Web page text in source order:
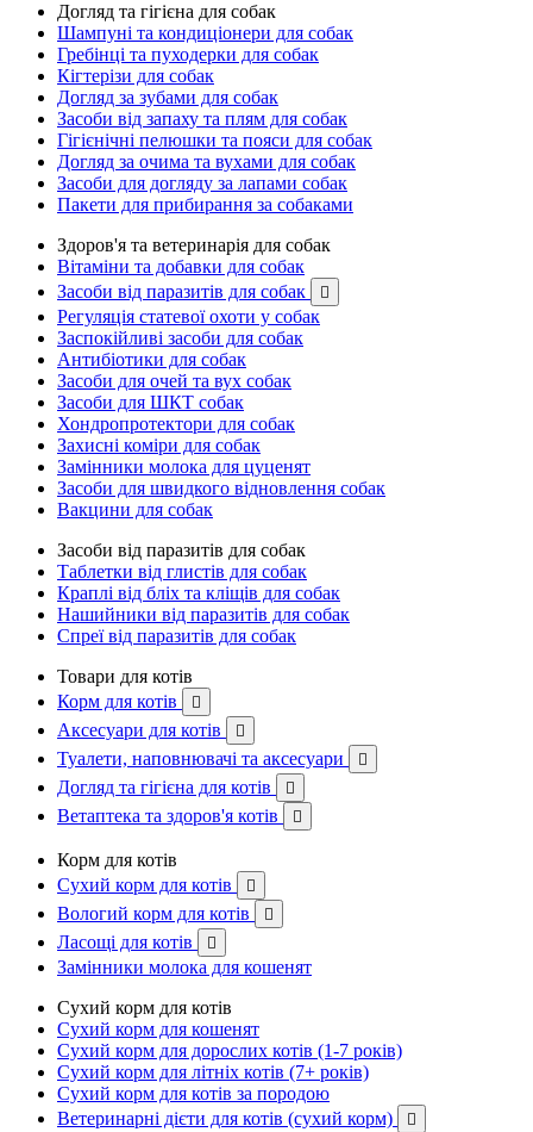
Догляд та гігієна для собак
Шампуні та кондиціонери для собак
Гребінці та пуходерки для собак
Кігтерізи для собак
Догляд за зубами для собак
Засоби від запаху та плям для собак
Гігієнічні пелюшки та пояси для собак
Догляд за очима та вухами для собак
Засоби для догляду за лапами собак
Пакети для прибирання за собаками
Здоров'я та ветеринарія для собак
Вітаміни та добавки для собак
Засоби від паразитів для собак

Регуляція статевої охоти у собак
Заспокійливі засоби для собак
Антибіотики для собак
Засоби для очей та вух собак
Засоби для ШКТ собак
Хондропротектори для собак
Захисні коміри для собак
Замінники молока для цуценят
Засоби для швидкого відновлення собак
Вакцини для собак
Засоби від паразитів для собак
Таблетки від глистів для собак
Краплі від бліх та кліщів для собак
Нашийники від паразитів для собак
Спреї від паразитів для собак
Товари для котів
Корм для котів

Аксесуари для котів 
Туалети, наповнювачі та аксесуари 
Догляд та гігієна для котів 
Ветаптека та здоров'я котів 
Корм для котів
Сухий корм для котів

Вологий корм для котів 
Ласощі для котів 
Замінники молока для кошенят
Сухий корм для котів
Сухий корм для кошенят
Сухий корм для дорослих котів (1-7 років)
Сухий корм для літніх котів (7+ років)
Сухий корм для котів за породою
Ветеринарні дієти для котів (сухий корм)
